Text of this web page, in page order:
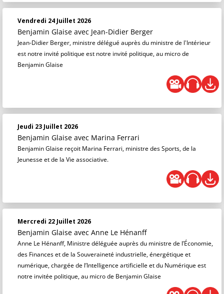
Vendredi 24 Juillet 2026
Benjamin Glaise avec Jean-Didier Berger
Jean-Didier Berger, ministre délégué auprès du ministre de l'Intérieur
est notre invité politique est notre invité politique, au micro de
Benjamin Glaise
Jeudi 23 Juillet 2026
Benjamin Glaise avec Marina Ferrari
Benjamin Glaise reçoit Marina Ferrari, ministre des Sports, de la
Jeunesse et de la Vie associative.
Mercredi 22 Juillet 2026
Benjamin Glaise avec Anne Le Hénanff
Anne Le Hénanff, Ministre déléguée auprès du ministre de l’Économie,
des Finances et de la Souveraineté industrielle, énergétique et
numérique, chargée de l’Intelligence artificielle et du Numérique est
notre invitée politique, au micro de Benjamin Glaise